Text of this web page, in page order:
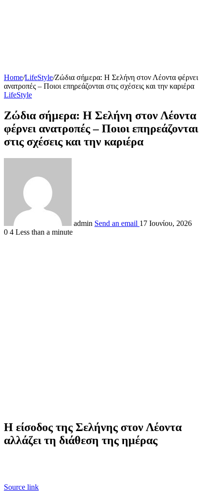
Home/LifeStyle/Ζώδια σήμερα: Η Σελήνη στον Λέοντα φέρνει
ανατροπές – Ποιοι επηρεάζονται στις σχέσεις και την καριέρα
LifeStyle
Ζώδια σήμερα: Η Σελήνη στον Λέοντα
φέρνει ανατροπές – Ποιοι επηρεάζονται
στις σχέσεις και την καριέρα
admin Send an email 17 Ιουνίου, 2026
0 4 Less than a minute
Η είσοδος της Σελήνης στον Λέοντα
αλλάζει τη διάθεση της ημέρας
Source link